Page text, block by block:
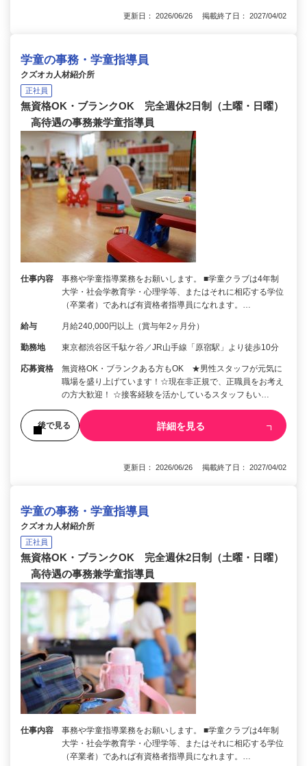
更新日： 2026/06/26 掲載終了日： 2027/04/02
学童の事務・学童指導員
クズオカ人材紹介所
正社員
無資格OK・ブランクOK 完全週休2日制（土曜・日曜）
高待遇の事務兼学童指導員
仕事内容
事務や学童指導業務をお願いします。 ■学童クラブは4年制
大学・社会学教育学・心理学等、またはそれに相応する学位
（卒業者）であれば有資格者指導員になれます。…
給与 月給240,000円以上（賞与年2ヶ月分）
勤務地 東京都渋谷区千駄ケ谷／JR山手線「原宿駅」より徒歩10分
応募資格
無資格OK・ブランクある方もOK ★男性スタッフが元気に
職場を盛り上げています！☆現在非正規で、正職員をお考え
の方大歓迎！ ☆接客経験を活かしているスタッフもい…
後で見る 詳細を見る
更新日： 2026/06/26 掲載終了日： 2027/04/02
学童の事務・学童指導員
クズオカ人材紹介所
正社員
無資格OK・ブランクOK 完全週休2日制（土曜・日曜）
高待遇の事務兼学童指導員
仕事内容
事務や学童指導業務をお願いします。 ■学童クラブは4年制
大学・社会学教育学・心理学等、またはそれに相応する学位
（卒業者）であれば有資格者指導員になれます。…